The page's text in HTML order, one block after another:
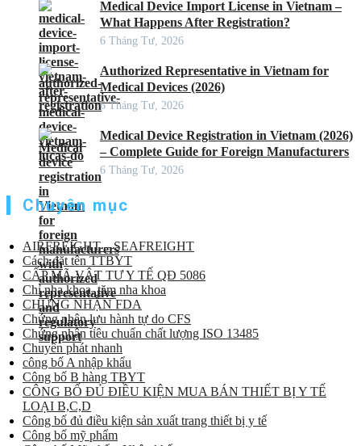
Medical Device Import License in Vietnam –
What Happens After Registration?
6 Tháng Tư, 2026
Authorized Representative in Vietnam for
Medical Devices (2026)
6 Tháng Tư, 2026
Medical Device Registration in Vietnam (2026)
– Complete Guide for Foreign Manufacturers
6 Tháng Tư, 2026
Chuyên mục
AIRFREIGHT – SEAFREIGHT
Cách đặt tên TTBYT
CẤP MÃ VẬT TƯ Y TẾ QĐ 5086
Chỉ nha khoa, tăm nha khoa
CHỨNG NHẬN FDA
Chứng nhận lưu hành tự do CFS
Chứng nhận tiêu chuẩn chất lượng ISO 13485
Chuyển phát nhanh
công bố A nhập khẩu
Công bố B hàng TBYT
CÔNG BỐ ĐỦ ĐIỀU KIỆN MUA BÁN THIẾT BỊ Y TẾ
LOẠI B,C,D
Công bố đủ điều kiện sản xuất trang thiết bị y tế
Công bố mỹ phẩm